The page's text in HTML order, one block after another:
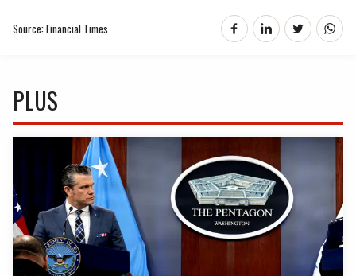
Source: Financial Times
PLUS